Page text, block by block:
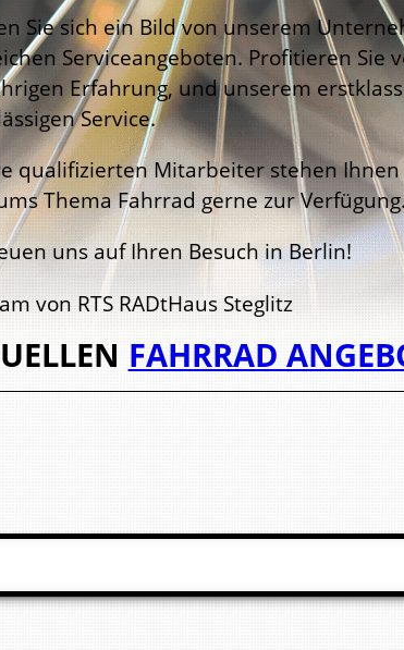
Sie sich ein Bild von unserem
Serviceangeboten. Profitieren Sie
Erfahrung, und unserem
Service.
qualifizierten Mitarbeiter stehen Ihnen
Thema Fahrrad gerne zur Verfügung.
uns auf Ihren Besuch in Berlin!
von RTS RADtHaus Steglitz
FAHRRAD